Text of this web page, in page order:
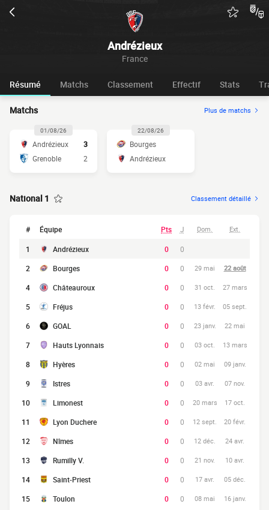
Andrézieux
France
Résumé Matchs Classement Effectif Stats
Matchs Plus de matchs
01/08/26
Andrézieux
3
Grenoble
2
22/08/26
Bourges
Andrézieux
National 1 Classement détaillé
# Équipe Pts J Dom. Ext.
1 Andrézieux 0
0
2
Bourges 0 0 29 mai 22 août
4 Châteauroux 0 0 31 oct. 27 mars
5 Fréjus 0 0 13 févr. 05 sept.
6 GOAL 0 0 23 janv. 22 mai
7 Hauts Lyonnais 0 0 03 oct. 13 mars
8 Hyères 0 0 02 mai 09 janv.
9 Istres 0 0 03 avr. 07 nov.
10 Limonest 0 0 20 mars 17 oct.
11 Lyon Duchere 0 0 12 sept. 20 févr.
12 Nîmes 0 0 12 déc. 24 avr.
13 Rumilly V. 0 0 21 nov. 10 avr.
14 Saint-Priest 0 0 17 avr. 05 déc.
15 Toulon 0 0 08 mai 16 janv.